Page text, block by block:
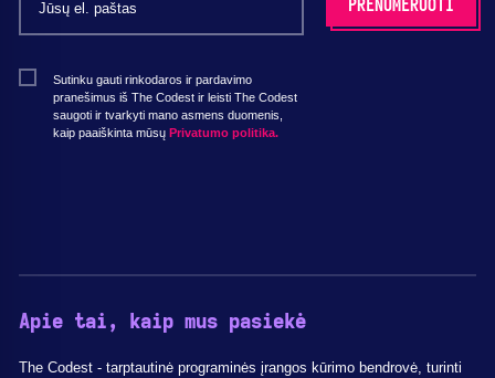
Sutinku gauti rinkodaros ir pardavimo
pranešimus iš The Codest ir leisti The Codest
saugoti ir tvarkyti mano asmens duomenis,
kaip paaiškinta mūsų Privatumo politika.
Apie tai, kaip mus pasiekė
The Codest - tarptautinė programinės įrangos kūrimo bendrovė, turinti